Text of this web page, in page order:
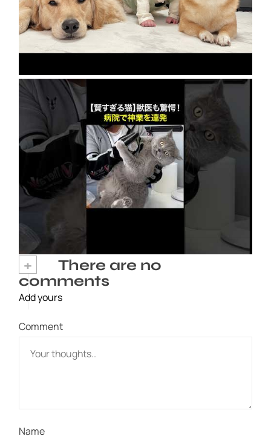
急成長の裏には豆柴とゴールデンレトリバーの
協力がありました…
2026年8月8日
【賢すぎる猫】獣医も驚愕！病院で神業を連発
2026年8月6日
+
There are no
comments
Add yours
Comment
Name